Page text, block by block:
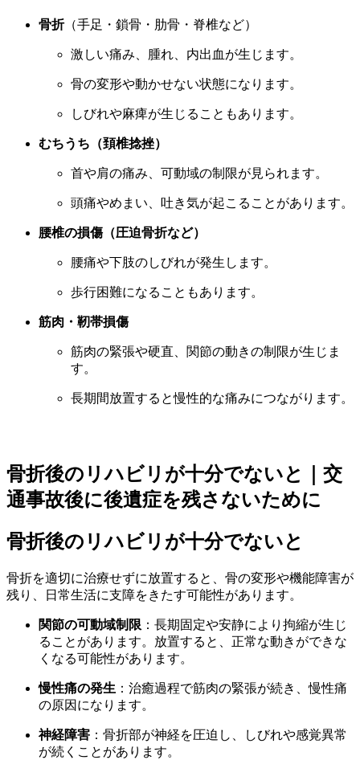
骨折（手足・鎖骨・肋骨・脊椎など）
激しい痛み、腫れ、内出血が生じます。
骨の変形や動かせない状態になります。
しびれや麻痺が生じることもあります。
むちうち（頚椎捻挫）
首や肩の痛み、可動域の制限が見られます。
頭痛やめまい、吐き気が起こることがあります。
腰椎の損傷（圧迫骨折など）
腰痛や下肢のしびれが発生します。
歩行困難になることもあります。
筋肉・靭帯損傷
筋肉の緊張や硬直、関節の動きの制限が生じま
す。
長期間放置すると慢性的な痛みにつながります。
骨折後のリハビリが十分でないと｜交
通事故後に後遺症を残さないために
骨折後のリハビリが十分でないと
骨折を適切に治療せずに放置すると、骨の変形や機能障害が
残り、日常生活に支障をきたす可能性があります。
関節の可動域制限 ：長期固定や安静により拘縮が生じ
ることがあります。放置すると、正常な動きができな
くなる可能性があります。
慢性痛の発生 ：治癒過程で筋肉の緊張が続き、慢性痛
の原因になります。
神経障害 ：骨折部が神経を圧迫し、しびれや感覚異常
が続くことがあります。